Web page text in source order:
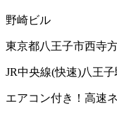
野崎ビル
東京都八王子市西寺
JR中央線(快速)八王
エアコン付き！高速